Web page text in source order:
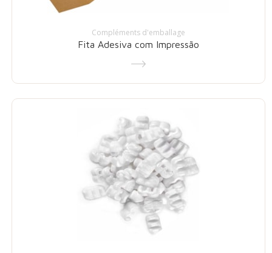
Compléments d'emballage
Fita Adesiva com Impressão